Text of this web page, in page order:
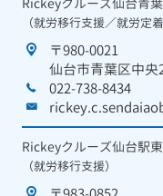
Rickeyクルーズ仙台青
（就労移行支援／就労定着
〒980-0021
仙台市青葉区中央
022-738-8434
Rickeyクルーズ仙台駅
（就労移行支援）